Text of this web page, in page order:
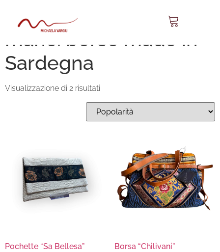
borsa sarda. fatto a
mano. borse made in
Sardegna
Visualizzazione di 2 risultati
Pochette “Sa Bellesa” Borsa “Chilivani”